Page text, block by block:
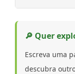
🔎 Quer
Escreva uma
descubra